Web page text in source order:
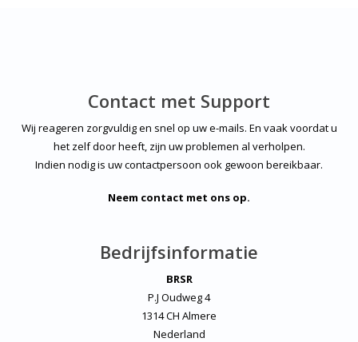
Contact met Support
Wij reageren zorgvuldig en snel op uw e-mails. En vaak voordat u
het zelf door heeft, zijn uw problemen al verholpen.
Indien nodig is uw contactpersoon ook gewoon bereikbaar.
Neem contact met ons op.
Bedrijfsinformatie
BRSR
P.J Oudweg 4
1314 CH Almere
Nederland